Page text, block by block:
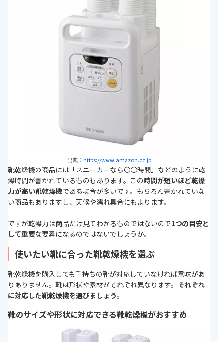
出典： https://www.amazon.co.jp
靴乾燥機の商品には「スニーカーなら〇〇時間」などのように乾
燥時間が書かれているものもあります。この時間が短いほど乾燥
力が高い靴乾燥機である場合が多いです。もちろん書かれていな
い商品もありますし、天候や濡れ具合にもよります。
ですが乾燥力は商品だけ見てわかるものではないので1つの目安と
して重要な要素になるのではないでしょうか。
使いたい靴に合った靴乾燥機を選ぶ
靴乾燥機を購入しても手持ちの靴が対応していなければ意味があ
りありません。靴は形状や素材がそれぞれ異なります。 それぞれ
に対応した靴乾燥機を選びましょう。
靴のサイズや形状に対応できる靴乾燥機がおすすめ